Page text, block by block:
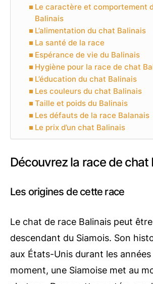
Le caractère et comportement
Balinais
L’alimentation du chat Balinais
La santé de la race
Espérance de vie du Balinais
Hygiène pour la race de chat
L’éducation du chat Balinais
Les couleurs du chat Balinais
Taille et poids du Balinais
Les défauts de la race Balanais
Le prix d’un chat Balinais
Découvrez la race de chat
Les origines de cette race
Le chat de race Balinais peut
descendant du Siamois. Son
aux États-Unis durant les
moment, une Siamoise met au